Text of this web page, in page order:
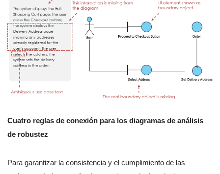
Cuatro reglas de conexión para los diagramas de análisis
de robustez
Para garantizar la consistencia y el cumplimiento de las